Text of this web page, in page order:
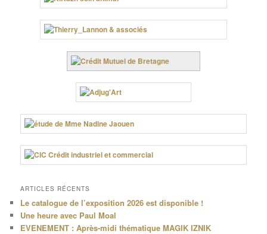
ARTICLES RÉCENTS
Le catalogue de l’exposition 2026 est disponible !
Une heure avec Paul Moal
EVENEMENT : Après-midi thématique MAGIK IZNIK